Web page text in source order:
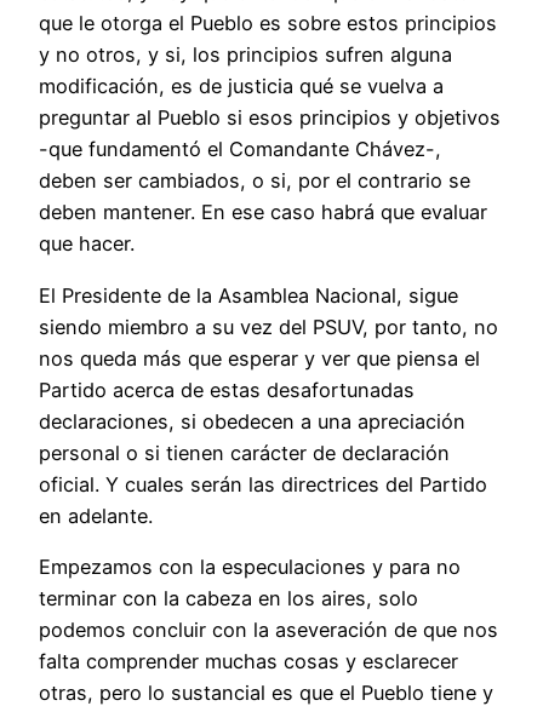
que le otorga el Pueblo es sobre estos principios
y no otros, y si, los principios sufren alguna
modificación, es de justicia qué se vuelva a
preguntar al Pueblo si esos principios y objetivos
-que fundamentó el Comandante Chávez-,
deben ser cambiados, o si, por el contrario se
deben mantener. En ese caso habrá que evaluar
que hacer.
El Presidente de la Asamblea Nacional, sigue
siendo miembro a su vez del PSUV, por tanto, no
nos queda más que esperar y ver que piensa el
Partido acerca de estas desafortunadas
declaraciones, si obedecen a una apreciación
personal o si tienen carácter de declaración
oficial. Y cuales serán las directrices del Partido
en adelante.
Empezamos con la especulaciones y para no
terminar con la cabeza en los aires, solo
podemos concluir con la aseveración de que nos
falta comprender muchas cosas y esclarecer
otras, pero lo sustancial es que el Pueblo tiene y